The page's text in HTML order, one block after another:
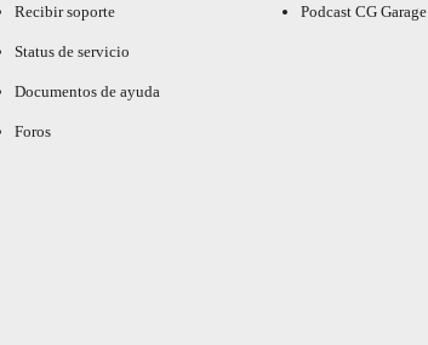
Recibir soporte
Status de servicio
Documentos de ayuda
Foros
Podcast CG Garage